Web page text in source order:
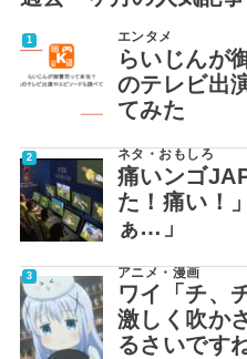
エンタメ
らいじんが
のテレビ出
てみた
ネタ・おもしろ
痛いンゴ
た！痛い！
ぁ…」
アニメ・漫画
ワイ「チ、
激しく吹か
るさいです